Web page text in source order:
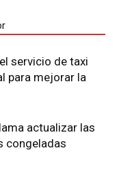
servicio de taxi
para mejorar la
actualizar las
congeladas